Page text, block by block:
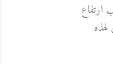
ارتفاع